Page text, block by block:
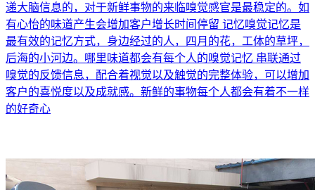
递大脑信息的，对于新鲜事物的来临嗅觉感官是最稳定的。如
有心怡的味道产生会增加客户增长时间停留 记忆嗅觉记忆是
最有效的记忆方式，身边经过的人，四月的花，工体的草坪，
后海的小河边。哪里味道都会有每个人的嗅觉记忆 串联通过
嗅觉的反馈信息，配合着视觉以及触觉的完整体验，可以增加
客户的喜悦度以及成就感。新鲜的事物每个人都会有着不一样
的好奇心